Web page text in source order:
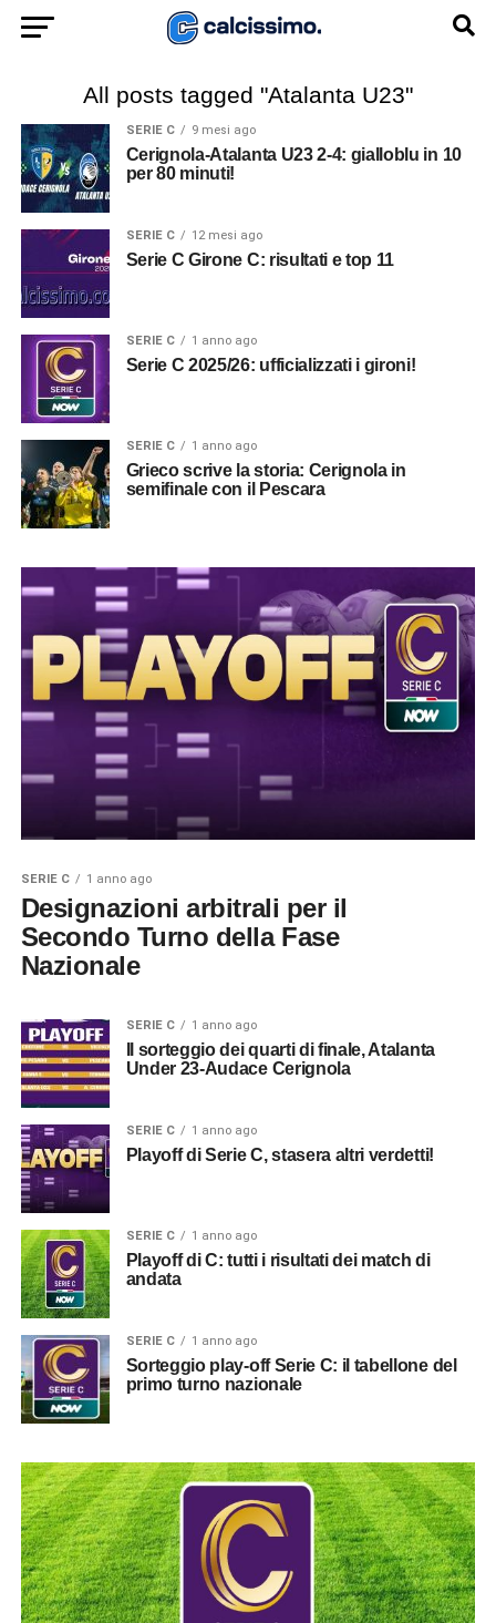
All posts tagged "Atalanta U23"
SERIE C 9 mesi ago
Cerignola-Atalanta U23 2-4: gialloblu in 10
per 80 minuti!
SERIE C 12 mesi ago
Serie C Girone C: risultati e top 11
SERIE C 1 anno ago
Serie C 2025/26: ufficializzati i gironi!
SERIE C 1 anno ago
Grieco scrive la storia: Cerignola in
semifinale con il Pescara
SERIE C 1 anno ago
Designazioni arbitrali per il
Secondo Turno della Fase
Nazionale
SERIE C 1 anno ago
Il sorteggio dei quarti di finale, Atalanta
Under 23-Audace Cerignola
SERIE C 1 anno ago
Playoff di Serie C, stasera altri verdetti!
SERIE C 1 anno ago
Playoff di C: tutti i risultati dei match di
andata
SERIE C 1 anno ago
Sorteggio play-off Serie C: il tabellone del
primo turno nazionale